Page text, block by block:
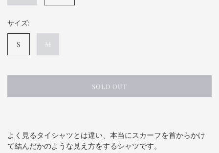
サイズ:
S M
SOLD OUT
よく見るタイシャツとは違い、本当にスカーフを首からかけ
て結んだかのような見え方をするシャツです。